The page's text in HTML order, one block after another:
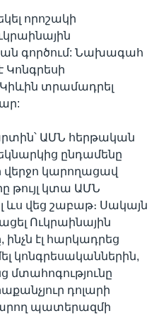
որոշակի
գործում: Նախագահ
Կոնգրեսի
տրամադրել
ԱՄՆ հերթական
ընդամենը
վերջո կարողացավ
թույլ կտա ԱՄՆ
ևս վեց շաբաթ։ Սակայն
Ուկրաինային
ինչն էլ հարկադրեց
կոնգրեսականներին,
մտահոգությունը
դոլարի
պատերազմի